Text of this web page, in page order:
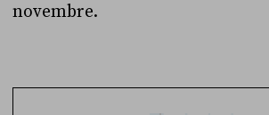
novembre.